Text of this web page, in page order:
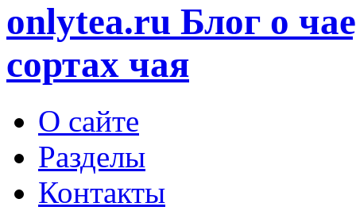
onlytea.ru Блог о
сортах чая
О сайте
Разделы
Контакты